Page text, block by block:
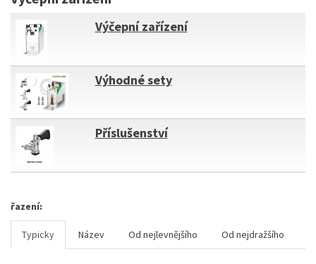
Výčepní zařízení
Výhodné sety
Příslušenství
řazení:
Typicky Název Od nejlevnějšího Od nejdražšího